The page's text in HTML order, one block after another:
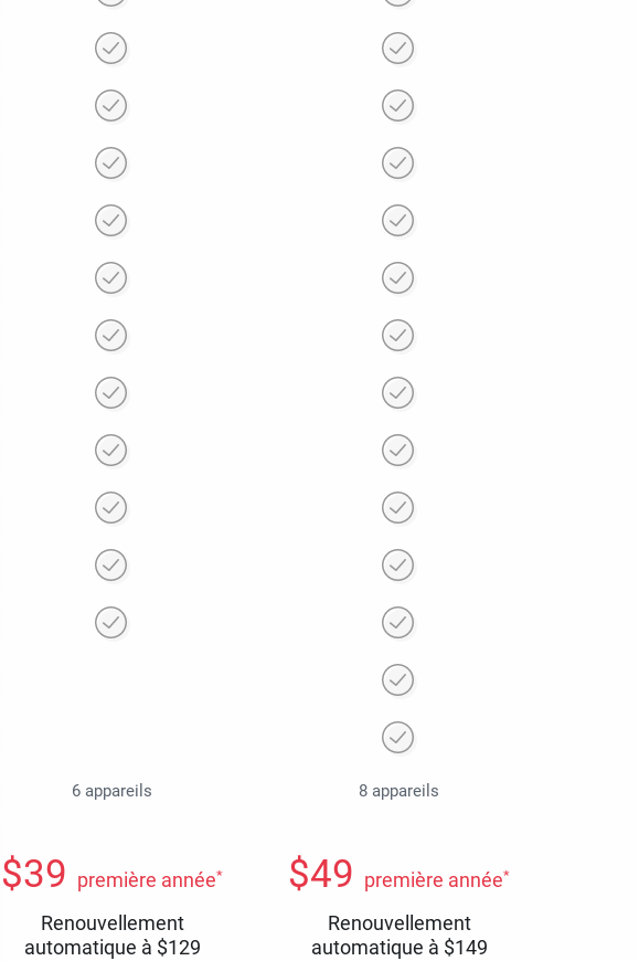
6 appareils 8 appareils
$39 première année*
Renouvellement
automatique à $129
$49 première année*
Renouvellement
automatique à $149